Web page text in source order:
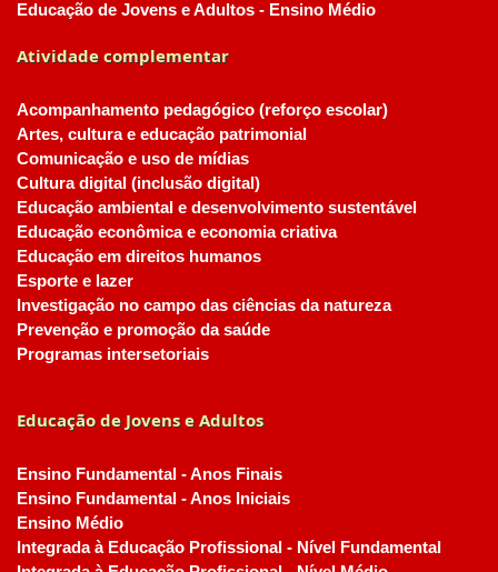
Educação de Jovens e Adultos - Ensino Médio
Atividade complementar
Acompanhamento pedagógico (reforço escolar)
Artes, cultura e educação patrimonial
Comunicação e uso de mídias
Cultura digital (inclusão digital)
Educação ambiental e desenvolvimento sustentável
Educação econômica e economia criativa
Educação em direitos humanos
Esporte e lazer
Investigação no campo das ciências da natureza
Prevenção e promoção da saúde
Programas intersetoriais
Educação de Jovens e Adultos
Ensino Fundamental - Anos Finais
Ensino Fundamental - Anos Iniciais
Ensino Médio
Integrada à Educação Profissional - Nível Fundamental